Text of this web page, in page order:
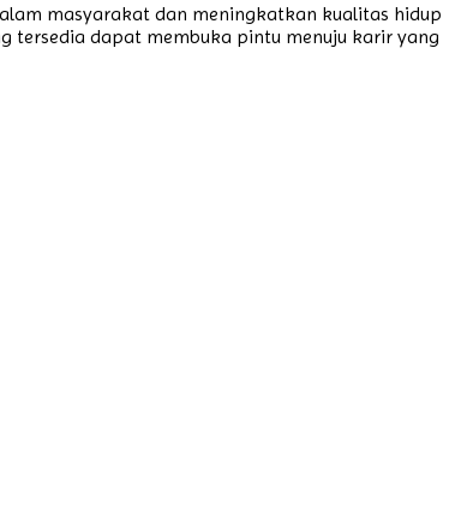
masyarakat dan meningkatkan kualitas hidup
tersedia dapat membuka pintu menuju karir yang